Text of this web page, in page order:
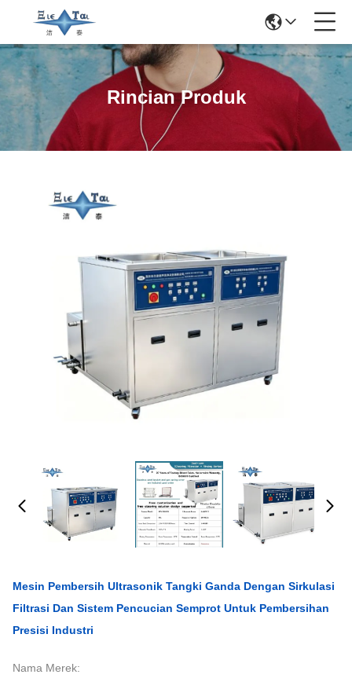
Rincian Produk
Mesin Pembersih Ultrasonik Tangki Ganda Dengan Sirkulasi
Filtrasi Dan Sistem Pencucian Semprot Untuk Pembersihan
Presisi Industri
Nama Merek: